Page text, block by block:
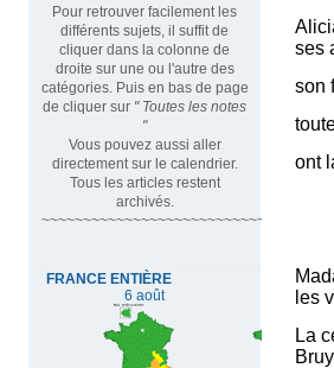
Pour retrouver facilement les
différents sujets, il suffit de
cliquer dans la colonne de
droite sur une ou l'autre des
catégories. Puis en bas de page
de cliquer sur " Toutes les notes
"
Vous pouvez aussi aller
directement sur le calendrier.
Tous les articles restent
archivés.
~~~~~~~~~~~~~~~~~~~~~~~~~~~~~~~~~
ses
son
ont
les
La